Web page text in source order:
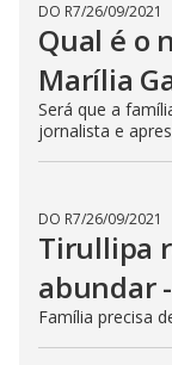
DO R7/26/09/2021
Qual é o
Marília
Será que a
jornalista e
DO R7/26/09/2021
Tirullipa
abundar
Família precisa